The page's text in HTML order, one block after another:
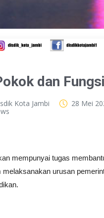
dan Fungsi
Kota Jambi
28 Mei
mempunyai tugas
melaksanakan urusan